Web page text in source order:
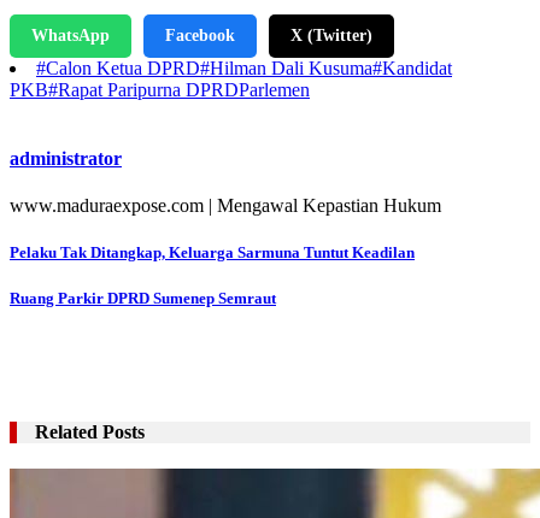
WhatsApp Facebook X (Twitter)
#Calon Ketua DPRD#Hilman Dali Kusuma#Kandidat
PKB#Rapat Paripurna DPRDParlemen
administrator
www.maduraexpose.com | Mengawal Kepastian Hukum
Navigasi
pos
Pelaku Tak Ditangkap, Keluarga Sarmuna Tuntut Keadilan
Ruang Parkir DPRD Sumenep Semraut
Related Posts